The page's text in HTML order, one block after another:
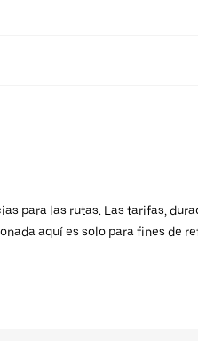
para las rutas. Las tarifas,
aquí es solo para fines de